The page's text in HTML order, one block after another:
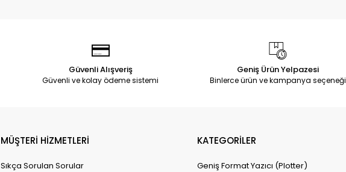
Güvenli Alışveriş
Güvenli ve kolay ödeme sistemi
Geniş Ürün Yelpazesi
Binlerce ürün ve kampanya seçeneği
MÜŞTERİ HİZMETLERİ
Sıkça Sorulan Sorular
KATEGORİLER
Geniş Format Yazıcı (Plotter)